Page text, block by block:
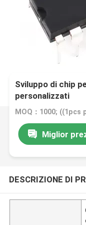
Sviluppo di chip
personalizzati
Miglior
DESCRIZIONE DI